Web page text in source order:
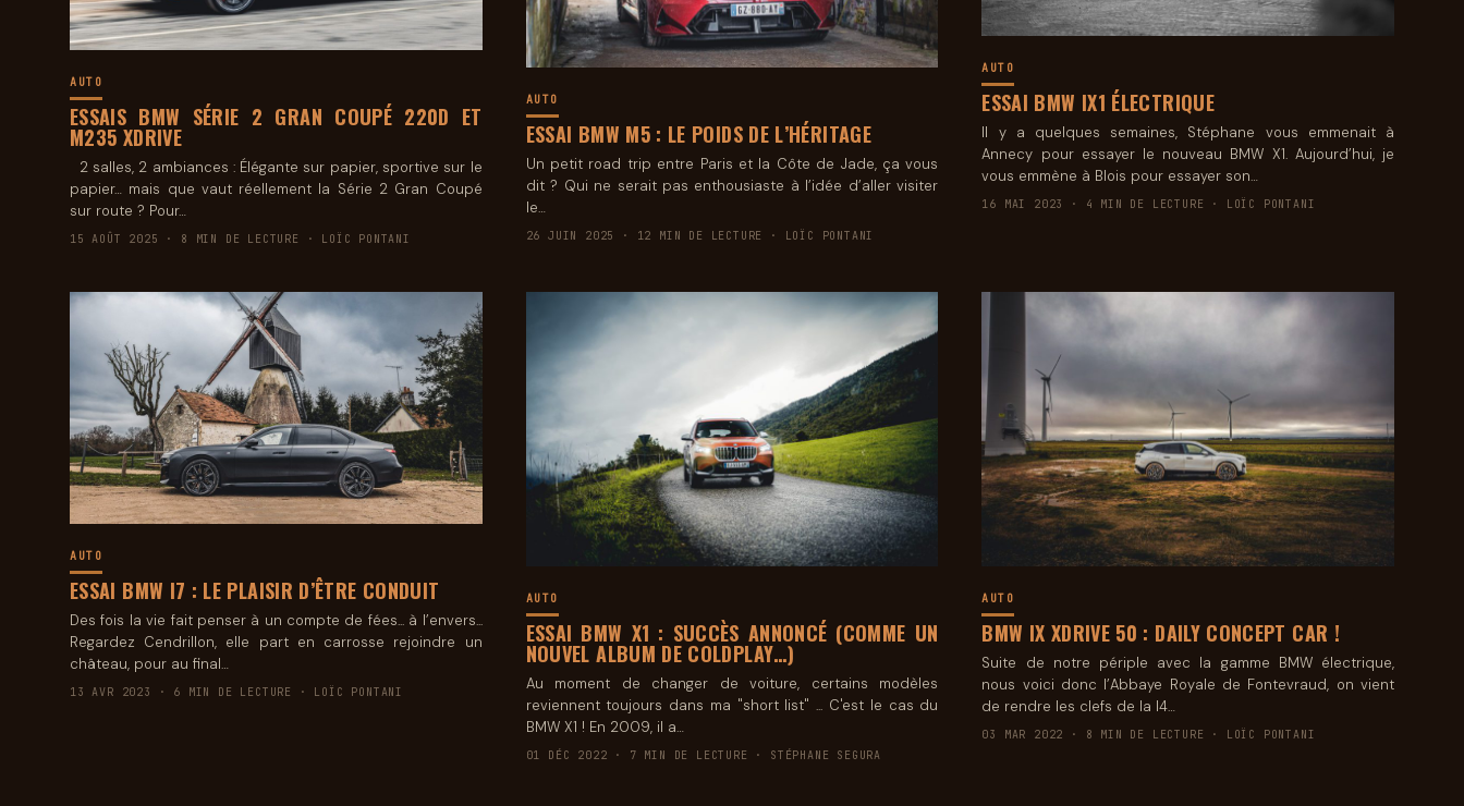
AUTO
ESSAIS BMW SÉRIE 2 GRAN COUPÉ 220D ET
M235 XDRIVE
2 salles, 2 ambiances : Élégante sur papier, sportive sur le
papier… mais que vaut réellement la Série 2 Gran Coupé
sur route ? Pour…
15 AOÛT 2025 · 8 MIN DE LECTURE · LOÏC PONTANI
AUTO
ESSAI BMW M5 : LE POIDS DE L’HÉRITAGE
Un petit road trip entre Paris et la Côte de Jade, ça vous
dit ? Qui ne serait pas enthousiaste à l’idée d’aller visiter
le…
26 JUIN 2025 · 12 MIN DE LECTURE · LOÏC PONTANI
AUTO
ESSAI BMW IX1 ÉLECTRIQUE
Il y a quelques semaines, Stéphane vous emmenait à
Annecy pour essayer le nouveau BMW X1. Aujourd’hui, je
vous emmène à Blois pour essayer son…
16 MAI 2023 · 4 MIN DE LECTURE · LOÏC PONTANI
AUTO
ESSAI BMW I7 : LE PLAISIR D’ÊTRE CONDUIT
Des fois la vie fait penser à un compte de fées... à l’envers...
Regardez Cendrillon, elle part en carrosse rejoindre un
château, pour au final…
13 AVR 2023 · 6 MIN DE LECTURE · LOÏC PONTANI
AUTO
ESSAI BMW X1 : SUCCÈS ANNONCÉ (COMME UN
NOUVEL ALBUM DE COLDPLAY…)
Au moment de changer de voiture, certains modèles
reviennent toujours dans ma "short list" ... C'est le cas du
BMW X1 ! En 2009, il a…
01 DÉC 2022 · 7 MIN DE LECTURE · STÉPHANE SEGURA
AUTO
BMW IX XDRIVE 50 : DAILY CONCEPT CAR !
Suite de notre périple avec la gamme BMW électrique,
nous voici donc l’Abbaye Royale de Fontevraud, on vient
de rendre les clefs de la I4…
03 MAR 2022 · 8 MIN DE LECTURE · LOÏC PONTANI